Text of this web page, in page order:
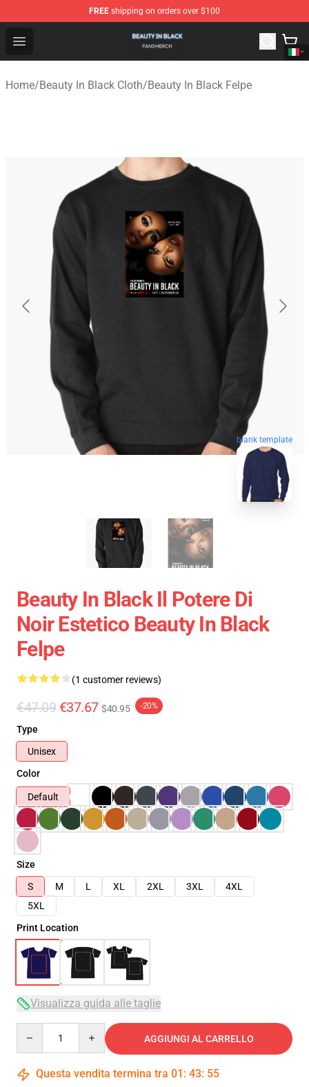
FREE shipping on orders over $100
Open menu
Beauty In Black Shop - Official Beauty In Black
Home/Beauty In Black Cloth/Beauty In Black Felpe
blank template
Beauty In Black Il Potere Di
Noir Estetico Beauty In Black
Felpe
(1 customer reviews)
€47.09 €37.67 $40.95 -20%
Type
Unisex
Color
Default
Size
S
M L XL 2XL 3XL
4XL
5XL
Print Location
Visualizza guida alle taglie
AGGIUNGI AL CARRELLO
Questa vendita termina tra 01 : 43: 54